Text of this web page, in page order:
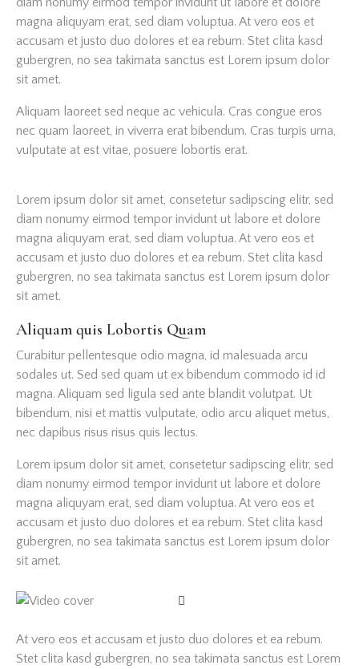
magna aliquyam erat, sed diam voluptua. At vero eos et
accusam et justo duo dolores et ea rebum. Stet clita kasd
gubergren, no sea takimata sanctus est Lorem ipsum dolor
sit amet.
Aliquam laoreet sed neque ac vehicula. Cras congue eros
nec quam laoreet, in viverra erat bibendum. Cras turpis urna,
vulputate at est vitae, posuere lobortis erat.
Lorem ipsum dolor sit amet, consetetur sadipscing elitr, sed
diam nonumy eirmod tempor invidunt ut labore et dolore
magna aliquyam erat, sed diam voluptua. At vero eos et
accusam et justo duo dolores et ea rebum. Stet clita kasd
gubergren, no sea takimata sanctus est Lorem ipsum dolor
sit amet.
Aliquam quis Lobortis Quam
Curabitur pellentesque odio magna, id malesuada arcu
sodales ut. Sed sed quam ut ex bibendum commodo id id
magna. Aliquam sed ligula sed ante blandit volutpat. Ut
bibendum, nisi et mattis vulputate, odio arcu aliquet metus,
nec dapibus risus risus quis lectus.
Lorem ipsum dolor sit amet, consetetur sadipscing elitr, sed
diam nonumy eirmod tempor invidunt ut labore et dolore
magna aliquyam erat, sed diam voluptua. At vero eos et
accusam et justo duo dolores et ea rebum. Stet clita kasd
gubergren, no sea takimata sanctus est Lorem ipsum dolor
sit amet.
At vero eos et accusam et justo duo dolores et ea rebum.
Stet clita kasd gubergren, no sea takimata sanctus est Lorem